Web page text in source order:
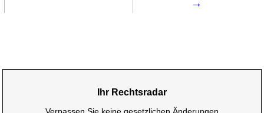
→
Ihr Rechtsradar
Verpassen Sie keine gesetzlichen Änderungen